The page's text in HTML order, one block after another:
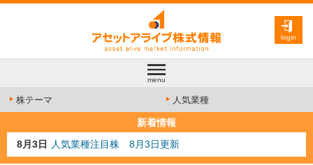
login
menu
株テーマ 人気業種
新着情報
8月3日
人気業種注目株 8月3日更新
8月2日 金融注目株 8月2日更新